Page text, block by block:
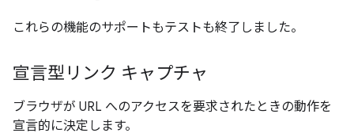
これらの機能のサポートもテストも終了しました。
宣言型リンク キャプチャ
ブラウザが URL へのアクセスを要求されたときの動作を
宣言的に決定します。